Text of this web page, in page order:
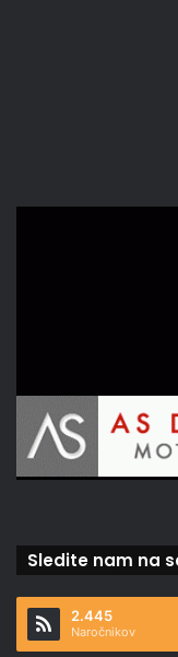
Sledite nam na
2.445
Naročnikov